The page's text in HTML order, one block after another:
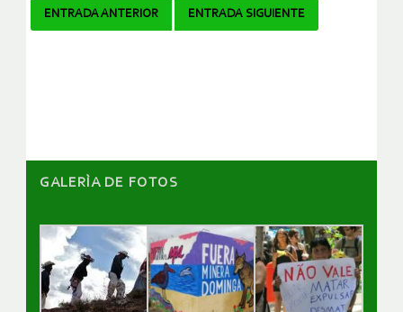
Navegador
ENTRADA ANTERIOR ENTRADA SIGUIENTE
GALERÌA DE FOTOS